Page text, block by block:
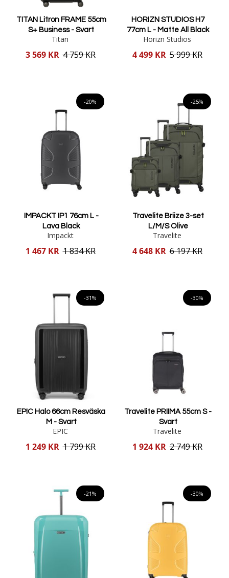
TITAN Litron FRAME 55cm
S+ Business - Svart
Titan
Reducerat
3 569 KR 4 759 KR
HORIZN STUDIOS H7
77cm L - Matte All Black
Horizn Studios
Reducerat
4 499 KR 5 999 KR
-20%
IMPACKT IP1 76cm L -
Lava Black
Impackt
Reducerat
1 467 KR 1 834 KR
-25%
Travelite Briize 3-set
L/M/S Olive
Travelite
Reducerat
4 648 KR 6 197 KR
-31%
EPIC Halo 66cm Resväska
M - Svart
EPIC
Reducerat
1 249 KR 1 799 KR
-30%
Travelite PRIIMA 55cm S -
Svart
Travelite
Reducerat
1 924 KR 2 749 KR
-21% -30%